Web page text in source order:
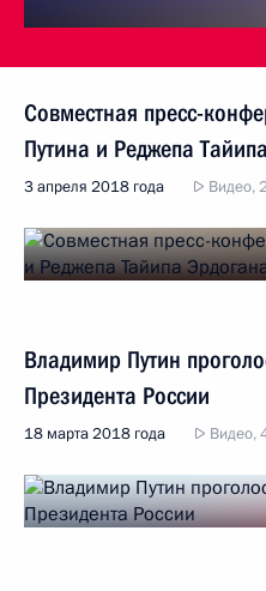
Совместная пресс-
Путина и Реджепа
3 апреля 2018 года Видео,
Владимир Путин
Президента России
18 марта 2018 года Видео,